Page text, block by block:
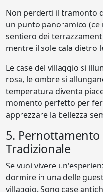
Non perderti il tramonto
un punto panoramico (ce
sentiero dei
mentre il sole cala dietro
Le case del villaggio si
rosa, le ombre si
temperatura diventa
momento perfetto per
apprezzare la bellezza
5.
Tradizionale
Se vuoi vivere
dormire in una delle
villaggio. Sono case